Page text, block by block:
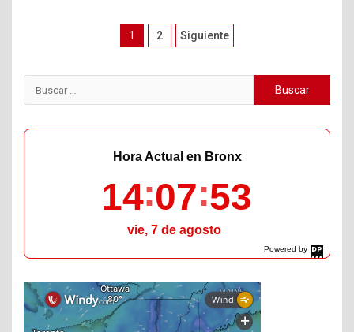
Paginación
1 2 Siguiente
Buscar:
Powered by
DaysPedia.com
Hora Actual en Bronx
14 07 55
vie, 7 de agosto